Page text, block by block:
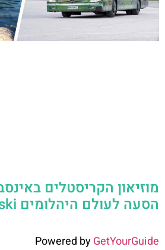
מוזיאון הקריסטלים
הסעה לעולם היהלומים Swarovski
Powered byGetYourGuide